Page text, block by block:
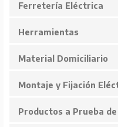
Ferretería Eléctrica
Herramientas
Material Domiciliario
Montaje y Fijación
Productos a Prueba de